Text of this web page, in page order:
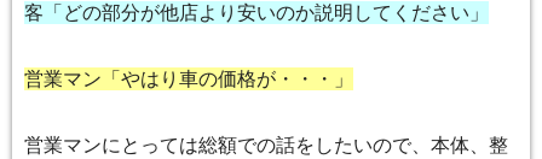
客「どの部分が他店より安いのか説明してください」
営業マン「やはり車の価格が・・・」
営業マンにとっては総額での話をしたいので、本体、整